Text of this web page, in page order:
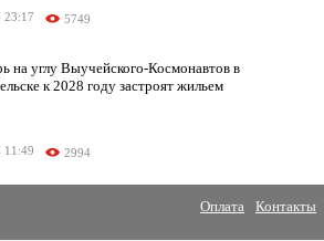
23:17 5749
на углу Выучейского-Космонавтов в
к 2028 году застроят жильем
11:49 2994
Оплата Контакты